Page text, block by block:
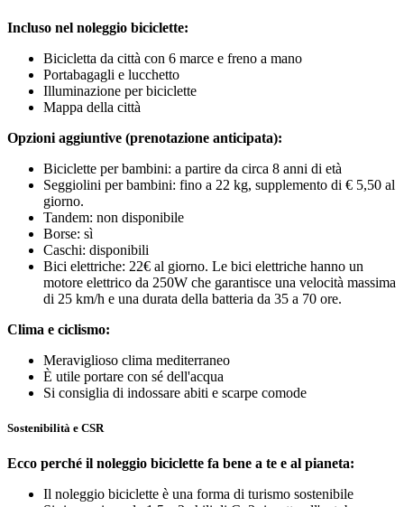
Incluso nel noleggio biciclette:
Bicicletta da città con 6 marce e freno a mano
Portabagagli e lucchetto
Illuminazione per biciclette
Mappa della città
Opzioni aggiuntive (prenotazione anticipata):
Biciclette per bambini: a partire da circa 8 anni di età
Seggiolini per bambini: fino a 22 kg, supplemento di € 5,50 al
giorno.
Tandem: non disponibile
Borse: sì
Caschi: disponibili
Bici elettriche: 22€ al giorno. Le bici elettriche hanno un
motore elettrico da 250W che garantisce una velocità massima
di 25 km/h e una durata della batteria da 35 a 70 ore.
Clima e ciclismo:
Meraviglioso clima mediterraneo
È utile portare con sé dell'acqua
Si consiglia di indossare abiti e scarpe comode
Sostenibilità e CSR
Ecco perché il noleggio biciclette fa bene a te e al pianeta:
Il noleggio biciclette è una forma di turismo sostenibile